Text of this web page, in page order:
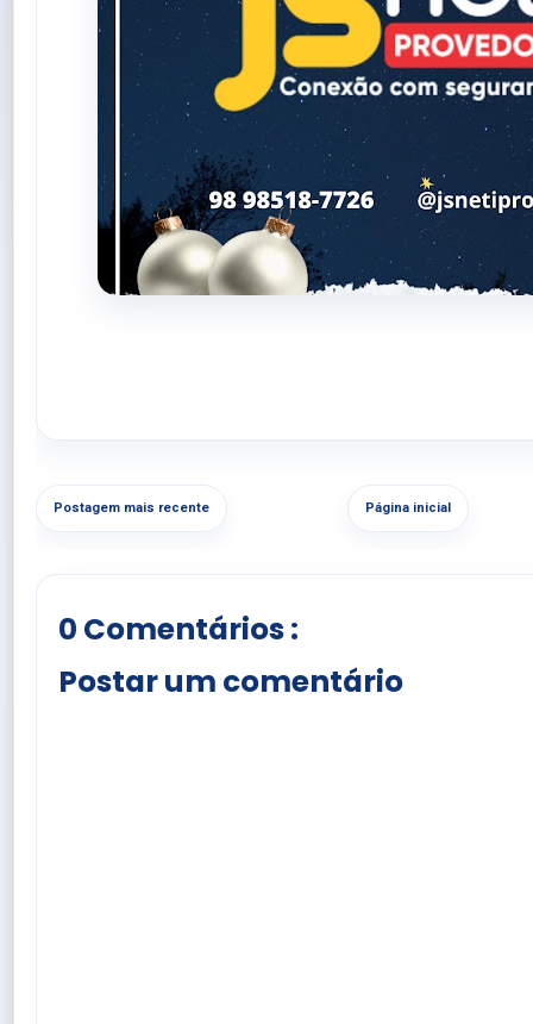
Postagem mais recente Página inicial
0 Comentários :
Postar um comentário